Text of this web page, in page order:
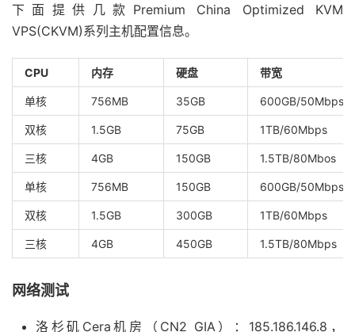
下面提供几款Premium China Optimized KVM
VPS(CKVM)系列主机配置信息。
CPU 内存 硬盘 带宽
单核 756MB 35GB 600GB/50Mbps
双核 1.5GB 75GB 1TB/60Mbps
三核 4GB 150GB 1.5TB/80Mbos
单核 756MB 150GB 600GB/50Mbps
双核 1.5GB 300GB 1TB/60Mbps
三核 4GB 450GB 1.5TB/80Mbps
网络测试
洛杉矶Cera机房（CN2 GIA）：185.186.146.8，